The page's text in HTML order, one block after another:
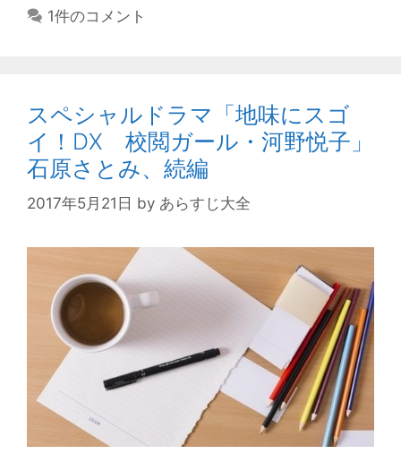
1件のコメント
スペシャルドラマ「地味にスゴ
イ！DX 校閲ガール・河野悦子」
石原さとみ、続編
2017年5月21日 by あらすじ大全